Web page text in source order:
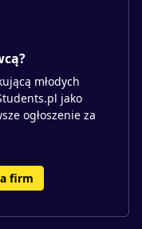
młodych
jako
ogłoszenie za
firm